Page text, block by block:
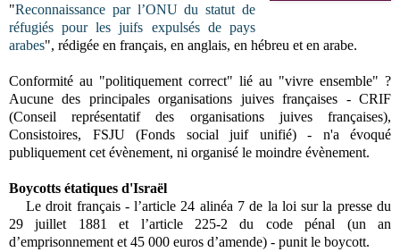
"Reconnaissance par l’ONU du statut de
réfugiés pour les juifs expulsés de pays
arabes", rédigée en français, en anglais, en hébreu et en arabe.
Conformité au "politiquement correct" lié au "vivre ensemble" ?
Aucune des principales organisations juives françaises - CRIF
(Conseil représentatif des organisations juives françaises),
Consistoires, FSJU (Fonds social juif unifié) - n'a évoqué
publiquement cet évènement, ni organisé le moindre évènement.
Boycotts étatiques d'Israël
Le droit français - l’article 24 alinéa 7 de la loi sur la presse du
29 juillet 1881 et l’article 225-2 du code pénal (un an
d’emprisonnement et 45 000 euros d’amende) - punit le boycott.